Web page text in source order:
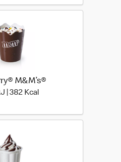
M&M’s®
| 382 Kcal